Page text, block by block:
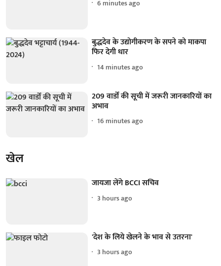
6 minutes ago
बुद्धदेव के उद्योगीकरण के सपने को माकपा
फिर देगी धार
14 minutes ago
209 वार्डों की सूची में जरूरी जानकारियों का
अभाव
16 minutes ago
खेल
जायजा लेंगे BCCI सचिव
3 hours ago
'देश के लिये खेलने के भाव से उतरना'
3 hours ago